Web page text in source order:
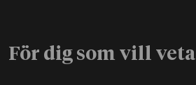
För dig som vill veta